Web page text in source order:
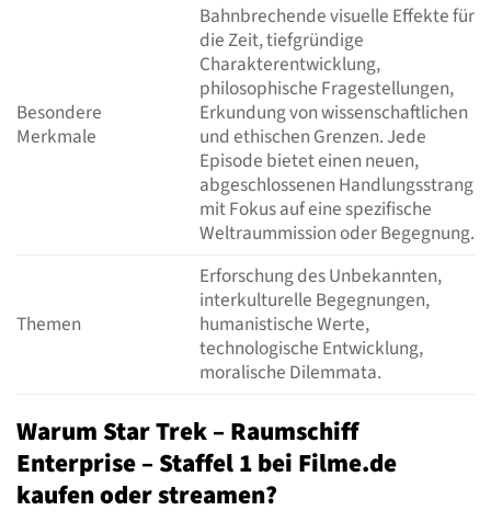
Besondere
Merkmale
Bahnbrechende visuelle Effekte für
die Zeit, tiefgründige
Charakterentwicklung,
philosophische Fragestellungen,
Erkundung von wissenschaftlichen
und ethischen Grenzen. Jede
Episode bietet einen neuen,
abgeschlossenen Handlungsstrang
mit Fokus auf eine spezifische
Weltraummission oder Begegnung.
Themen
Erforschung des Unbekannten,
interkulturelle Begegnungen,
humanistische Werte,
technologische Entwicklung,
moralische Dilemmata.
Warum Star Trek – Raumschiff
Enterprise – Staffel 1 bei Filme.de
kaufen oder streamen?